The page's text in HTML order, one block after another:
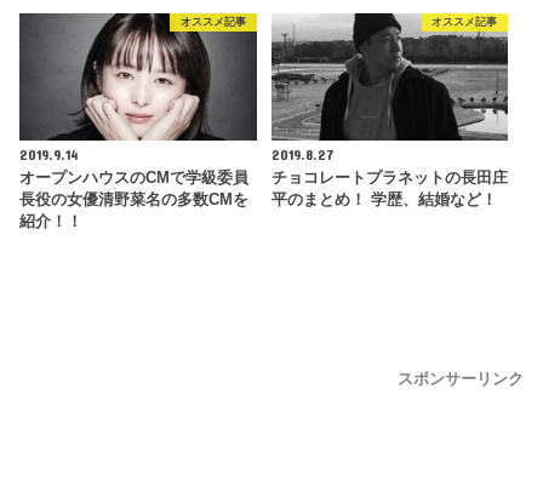
オススメ記事
2019.9.14
オープンハウスのCMで学級委員
長役の女優清野菜名の多数CMを
紹介！！
オススメ記事
2019.8.27
チョコレートプラネットの長田庄
平のまとめ！ 学歴、結婚など！
スポンサーリンク